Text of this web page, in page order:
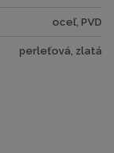
oceľ, PVD
perleťová, zlatá